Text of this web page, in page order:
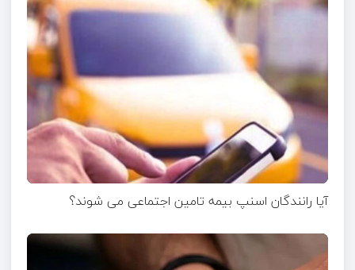
آیا رانندگان اسنپ بیمه تامین اجتماعی می شوند؟